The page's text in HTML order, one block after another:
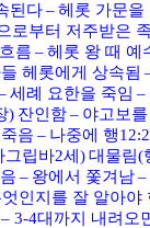
된다–헤롯 가문을
로부터 저주받은
름 –헤롯 왕 때 예
헤롯에게 상속됨
세례 요한을 죽임 –
) 잔인함– 야고보
음 – 나중에 행
그립바2세 )대물림(
– 왕에서 쫓겨남–
인지를 잘 알아야
– 3-4대까지 내려오